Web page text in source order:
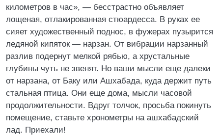
километров в час», — бесстрастно объявляет
лощеная, отлакированная стюардесса. В руках ее
сияет художественный поднос, в фужерах пузырится
ледяной кипяток — нарзан. От вибрации нарзанный
разлив подернут мелкой рябью, а хрустальные
глубины чуть не звенят. Но ваши мысли еще далеки
от нарзана, от Баку или Ашхабада, куда держит путь
стальная птица. Они еще дома, мысли часовой
продолжительности. Вдруг толчок, просьба покинуть
помещение, ставьте хронометры на ашхабадский
лад. Приехали!